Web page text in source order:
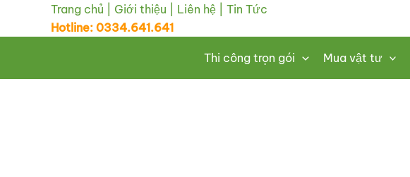
Trang chủ Giới thiệu Liên hệ
Tin Tức
Hotline: 0334.641.641
Thi công trọn gói Mua vật tư